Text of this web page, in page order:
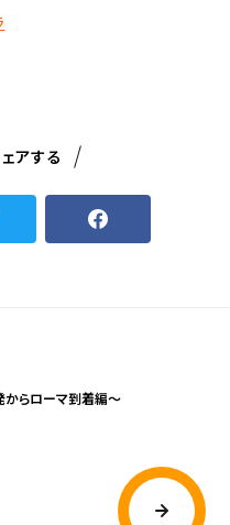
アする
らローマ到着編～